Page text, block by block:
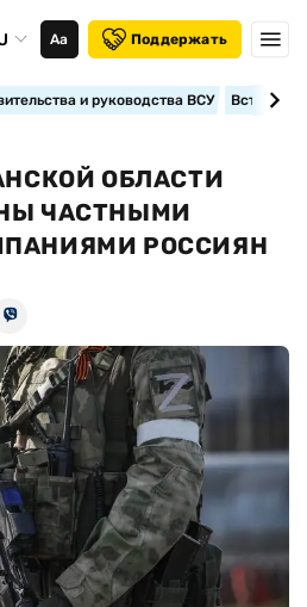
Аа Поддержать
и руководства ВСУ
ОБЛАСТИ
ЧАСТНЫМИ
РОССИЯН